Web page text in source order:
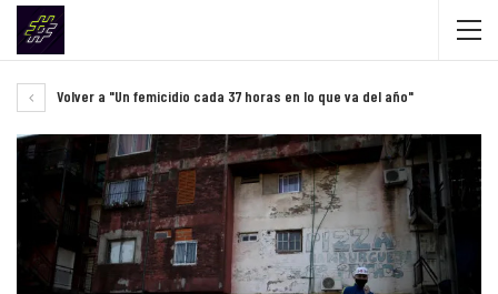
Volver a "Un femicidio cada 37 horas en lo que va del año"